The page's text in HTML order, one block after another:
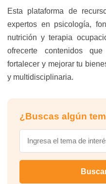
Esta plataforma de
expertos en psicología,
nutrición y terapia
ofrecerte contenidos
fortalecer y mejorar tu
y multidisciplinaria.
¿Buscas algún